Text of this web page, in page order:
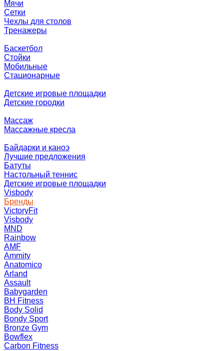
Мячи
Сетки
Чехлы для столов
Тренажеры
Баскетбол
Стойки
Мобильные
Стационарные
Детские игровые площадки
Детские городки
Массаж
Массажные кресла
Байдарки и каноэ
Лучшие предложения
Батуты
Настольный теннис
Детские игровые площадки
Visbody
Бренды
VictoryFit
Visbody
MND
Rainbow
AMF
Ammity
Anatomico
Arland
Assault
Babygarden
BH Fitness
Body Solid
Bondy Sport
Bronze Gym
Bowflex
Carbon Fitness